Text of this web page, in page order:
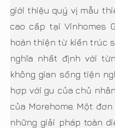
giới thiệu quý vị mẫu
cao cấp tại Vinhomes
hoàn thiện từ kiến trúc
nghĩa nhất định với
không gian sống tiện
hợp với gu của chủ
của Morehome. Một
những giải pháp toàn